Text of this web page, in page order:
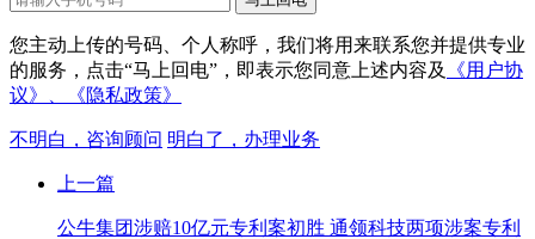
您主动上传的号码、个人称呼，我们将用来联系您并提供专业
的服务，点击“马上回电”，即表示您同意上述内容及
《用户协
议》、
《隐私政策》
不明白，咨询顾问 明白了，办理业务
上一篇
公牛集团涉赔10亿元专利案初胜 通领科技两项涉案专利